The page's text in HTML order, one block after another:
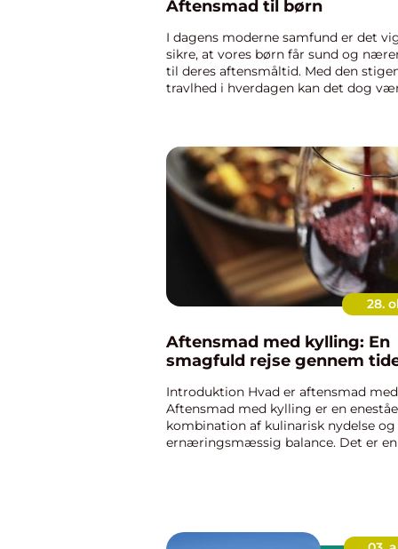
Aftensmad til børn
I dagens moderne samfund er det
sikre, at vores børn får sund og
til deres aftensmåltid. Med den
travlhed i hverdagen kan det dog
28.
Aftensmad med kylling: En
smagfuld rejse gennem
Introduktion Hvad er aftensmad
Aftensmad med kylling er en
kombination af kulinarisk nydelse og
ernæringsmæssig balance. Det er en